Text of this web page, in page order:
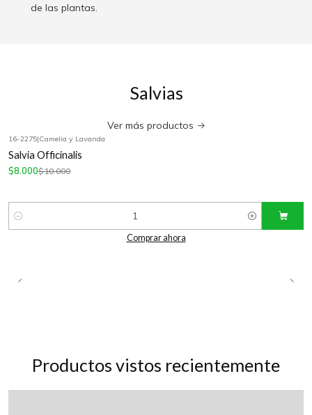
de las plantas.
Salvias
Ver más productos
16-2275|Camelia y Lavanda
Salvia Officinalis
$8.000$10.000
Cantidad
Comprar ahora
Productos vistos recientemente